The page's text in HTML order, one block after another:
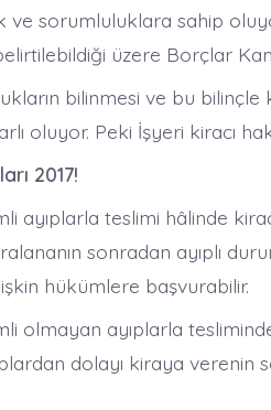
ve sorumluluklara sahip
üzere Borçlar
bilinmesi ve bu
oluyor. Peki İşyeri kiracı
2017!
ayıplarla teslimi hâlinde
sonradan ayıplı
hükümlere başvurabilir.
olmayan ayıplarla
dolayı kiraya